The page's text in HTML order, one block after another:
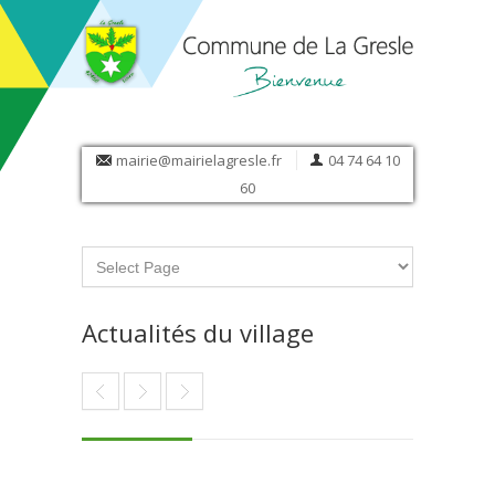
mairie@mairielagresle.fr
04 74 64 10
60
Actualités du village